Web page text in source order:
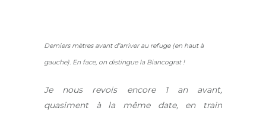
Derniers mètres avant d’arriver au refuge (en haut à
gauche). En face, on distingue la Biancograt !
Je nous revois encore 1 an avant,
quasiment à la même date, en train